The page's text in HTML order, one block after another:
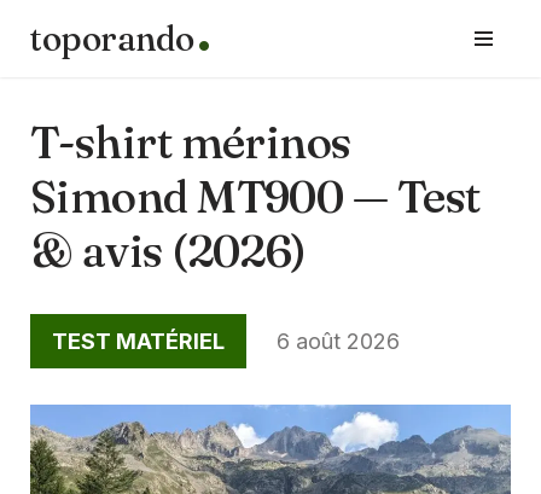
contenu
toporando
T-shirt mérinos
Simond MT900 — Test
& avis (2026)
TEST MATÉRIEL 6 août 2026